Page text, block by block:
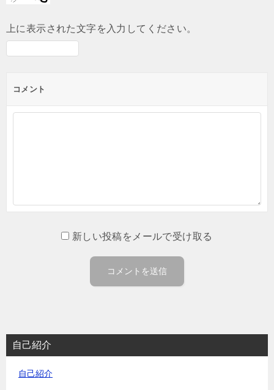
上に表示された文字を入力してください。
コメント
新しい投稿をメールで受け取る
自己紹介
自己紹介